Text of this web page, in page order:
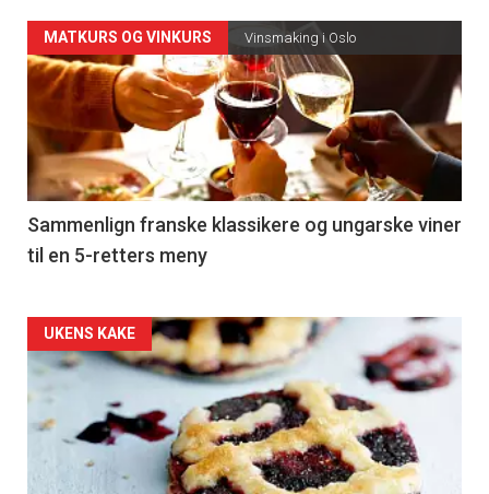
Forsiden
akkurat
nå
-
5
MATKURS OG VINKURS Vinsmaking i Oslo
Sammenlign franske klassikere og ungarske viner
til en 5-retters meny
Forsiden
akkurat
nå
UKENS KAKE